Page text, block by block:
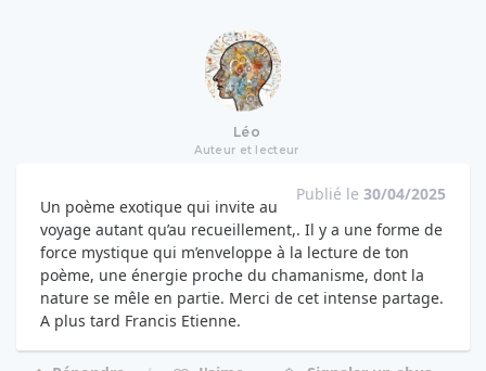
Léo
Auteur et lecteur
Publié le 30/04/2025
Un poème exotique qui invite au
voyage autant qu’au recueillement,. Il y a une forme de
force mystique qui m’enveloppe à la lecture de ton
poème, une énergie proche du chamanisme, dont la
nature se mêle en partie. Merci de cet intense partage.
A plus tard Francis Etienne.